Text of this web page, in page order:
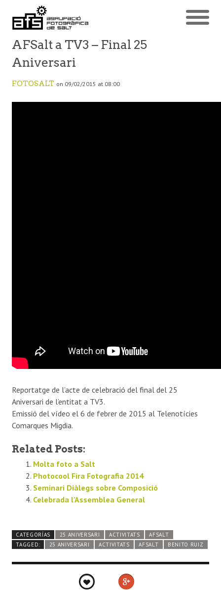
AFSalt a TV3 – Final 25
Aniversari
FOTOSALT on 09/02/2015 at 08:00
Reportatge de l’acte de celebració del final del 25
Aniversari de l’entitat a TV3.
Emissió del vídeo el 6 de febrer de 2015 al Telenotícies
Comarques Migdia.
Related Posts:
Molta foto a Salt
Photocool Fira Fotografia 2014
Seminari Diàlegs sobre Composició
Celebrada l’Assemblea General
CATEGORÍAS 25 ANIVERSARI ACTIVITATS
AFSALT
TAGGED:
25 ANIVERSARI ACTIVITATS AFSALT BENITO RUIZ